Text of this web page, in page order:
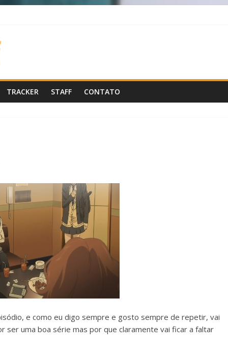
TRACKER STAFF CONTATO
e como eu digo sempre e gosto sempre de repetir, vai
ser uma boa série mas por que claramente vai ficar a faltar